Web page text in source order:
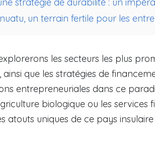
stratégie de durabilité : un
un terrain fertile pour les
les secteurs les plus
que les stratégies de
entrepreneuriales dans ce
biologique ou les services
atouts uniques de ce pays